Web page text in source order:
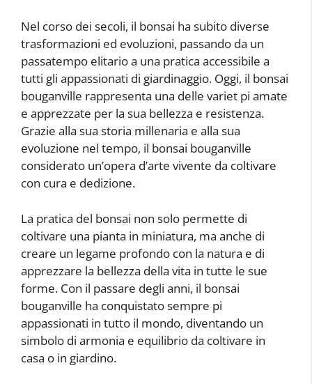
Nel corso dei secoli, il bonsai ha subito diverse
trasformazioni ed evoluzioni, passando da un
passatempo elitario a una pratica accessibile a
tutti gli appassionati di giardinaggio. Oggi, il bonsai
bouganville rappresenta una delle variet pi amate
e apprezzate per la sua bellezza e resistenza.
Grazie alla sua storia millenaria e alla sua
evoluzione nel tempo, il bonsai bouganville
considerato un’opera d’arte vivente da coltivare
con cura e dedizione.
La pratica del bonsai non solo permette di
coltivare una pianta in miniatura, ma anche di
creare un legame profondo con la natura e di
apprezzare la bellezza della vita in tutte le sue
forme. Con il passare degli anni, il bonsai
bouganville ha conquistato sempre pi
appassionati in tutto il mondo, diventando un
simbolo di armonia e equilibrio da coltivare in
casa o in giardino.